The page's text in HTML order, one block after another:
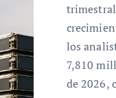
los
7,810
de 2026,